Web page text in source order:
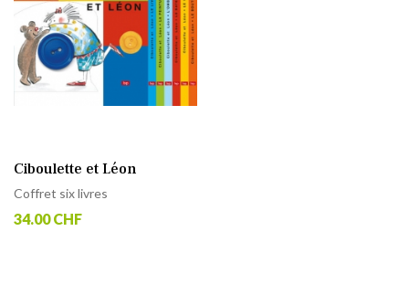
Ciboulette et Léon
Coffret six livres
34.00 CHF